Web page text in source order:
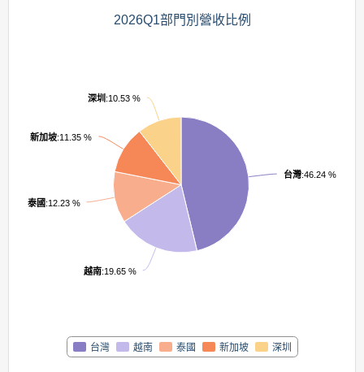
2026Q1部門別營收比例
台灣:46.24 %
越南:19.65 %
泰國:12.23 %
新加坡:11.35 %
深圳 :10.53 %
台灣 越南 泰國 新加坡 深圳